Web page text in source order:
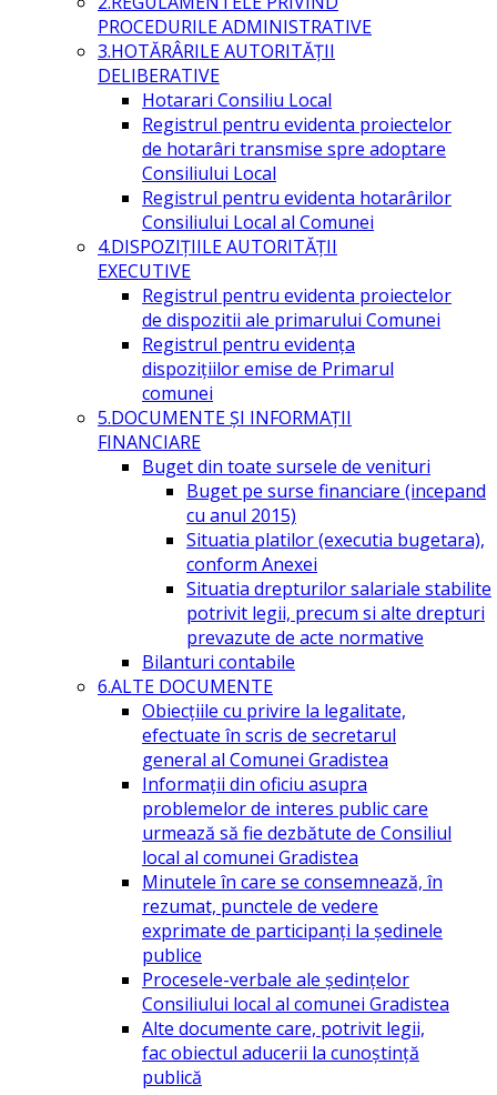
PROCEDURILE ADMINISTRATIVE
3.HOTĂRÂRILE AUTORITĂŢII
DELIBERATIVE
Hotarari Consiliu Local
Registrul pentru evidenta proiectelor
de hotarâri transmise spre adoptare
Consiliului Local
Registrul pentru evidenta hotarârilor
Consiliului Local al Comunei
4.DISPOZIŢIILE AUTORITĂŢII
EXECUTIVE
Registrul pentru evidenta proiectelor
de dispozitii ale primarului Comunei
Registrul pentru evidența
dispozițiilor emise de Primarul
comunei
5.DOCUMENTE ŞI INFORMAŢII
FINANCIARE
Buget din toate sursele de venituri
Buget pe surse financiare (incepand
cu anul 2015)
Situatia platilor (executia bugetara),
conform Anexei
Situatia drepturilor salariale stabilite
potrivit legii, precum si alte drepturi
prevazute de acte normative
Bilanturi contabile
6.ALTE DOCUMENTE
Obiecțiile cu privire la legalitate,
efectuate în scris de secretarul
general al Comunei Gradistea
Informații din oficiu asupra
problemelor de interes public care
urmează să fie dezbătute de Consiliul
local al comunei Gradistea
Minutele în care se consemnează, în
rezumat, punctele de vedere
exprimate de participanți la ședinele
publice
Procesele-verbale ale ședințelor
Consiliului local al comunei Gradistea
Alte documente care, potrivit legii,
fac obiectul aducerii la cunoștință
publică